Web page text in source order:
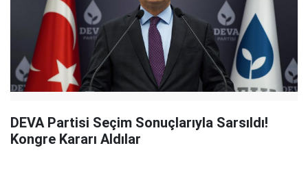
DEVA Partisi Seçim Sonuçlarıyla Sarsıldı!
Kongre Kararı Aldılar